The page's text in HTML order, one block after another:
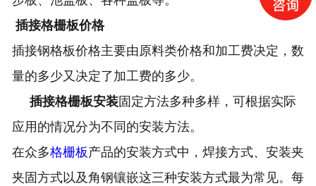
插接格栅板价格
插接钢格板价格主要由原料类价格和加工费决定，数
量的多少又决定了加工费的多少。
插接格栅板安装固定方法多种多样，可根据实际
应用的情况分为不同的安装方法。
在众多格栅板产品的安装方式中，焊接方式、安装夹
夹固方式以及角钢镶嵌这三种安装方式最为常见。每